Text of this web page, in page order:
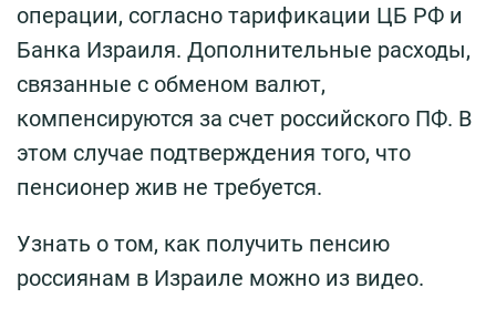
операции, согласно тарификации ЦБ РФ и
Банка Израиля. Дополнительные расходы,
связанные с обменом валют,
компенсируются за счет российского ПФ. В
этом случае подтверждения того, что
пенсионер жив не требуется.
Узнать о том, как получить пенсию
россиянам в Израиле можно из видео.